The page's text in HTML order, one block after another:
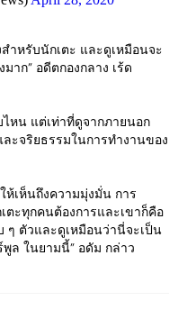
ำหรับนักเตะ และดูเหมือนจะ
าก” อดีตกองกลาง เร้ด
ไหน แต่เท่าที่ดูจากภายนอก
ะจริยธรรมในการทำงานของ
เห็นถึงความมุ่งมั่น การ
ะทุกคนต้องการและเขาก็คือ
ๆ ตัวและดูเหมือนว่านี่จะเป็น
ล ในยามนี้” อดัม กล่าว